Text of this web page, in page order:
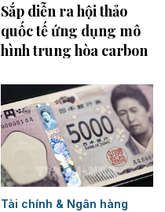
Sắp diễn ra hội thảo
quốc tế ứng dụng mô
hình trung hòa carbon
Tài chính & Ngân hàng